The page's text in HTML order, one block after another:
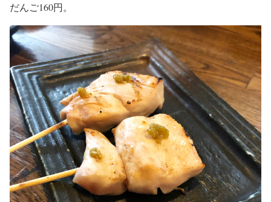
だんご160円。